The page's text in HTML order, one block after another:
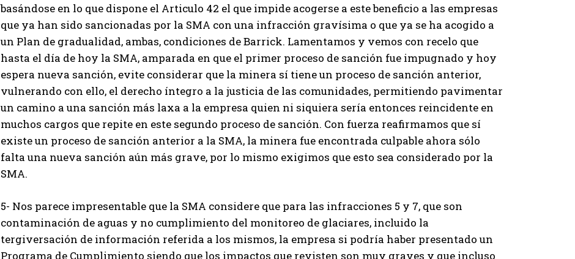
basándose en lo que dispone el Articulo 42 el que impide acogerse a este beneficio a las empresas
que ya han sido sancionadas por la SMA con una infracción gravísima o que ya se ha acogido a
un Plan de gradualidad, ambas, condiciones de Barrick. Lamentamos y vemos con recelo que
hasta el día de hoy la SMA, amparada en que el primer proceso de sanción fue impugnado y hoy
espera nueva sanción, evite considerar que la minera sí tiene un proceso de sanción anterior,
vulnerando con ello, el derecho íntegro a la justicia de las comunidades, permitiendo pavimentar
un camino a una sanción más laxa a la empresa quien ni siquiera sería entonces reincidente en
muchos cargos que repite en este segundo proceso de sanción. Con fuerza reafirmamos que sí
existe un proceso de sanción anterior a la SMA, la minera fue encontrada culpable ahora sólo
falta una nueva sanción aún más grave, por lo mismo exigimos que esto sea considerado por la
SMA.
5- Nos parece impresentable que la SMA considere que para las infracciones 5 y 7, que son
contaminación de aguas y no cumplimiento del monitoreo de glaciares, incluido la
tergiversación de información referida a los mismos, la empresa si podría haber presentado un
Programa de Cumplimiento siendo que los impactos que revisten son muy graves y que incluso